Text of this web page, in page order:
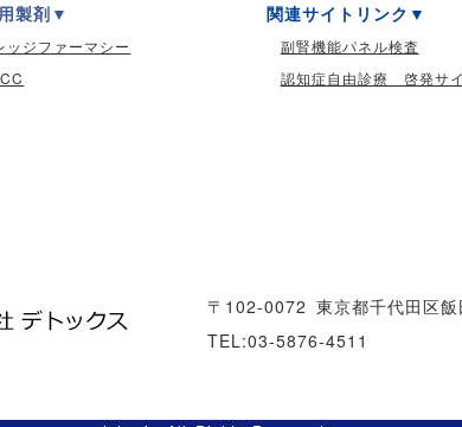
製剤
ッジファーマシー
関連サイトリンク
副腎機能パネル検査
認知症自由診療 啓発サ
〒102-0072 東京都千代田区
TEL:03-5876-4511